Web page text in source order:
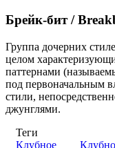
Брейк-бит /
Группа дочерних
целом
паттернами
под первоначальным
стили,
джунглями.
Теги
Клубное